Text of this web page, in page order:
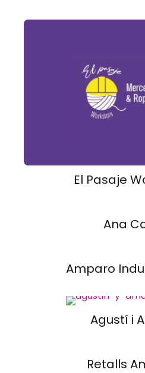
El Pasaje
Ana
Amparo
Agustí i
Retalls